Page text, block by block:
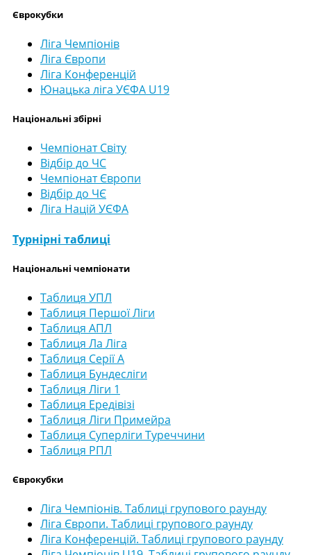
Єврокубки
Ліга Чемпіонів
Ліга Європи
Ліга Конференцій
Юнацька ліга УЄФА U19
Національні збірні
Чемпіонат Світу
Відбір до ЧС
Чемпіонат Європи
Відбір до ЧЄ
Ліга Націй УЄФА
Турнірні таблиці
Національні чемпіонати
Таблиця УПЛ
Таблиця Першої Ліги
Таблиця АПЛ
Таблиця Ла Ліга
Таблиця Серії А
Таблиця Бундесліги
Таблиця Ліги 1
Таблиця Ередівізі
Таблиця Ліги Примейра
Таблиця Суперліги Туреччини
Таблиця РПЛ
Єврокубки
Ліга Чемпіонів. Таблиці групового раунду
Ліга Європи. Таблиці групового раунду
Ліга Конференцій. Таблиці групового раунду